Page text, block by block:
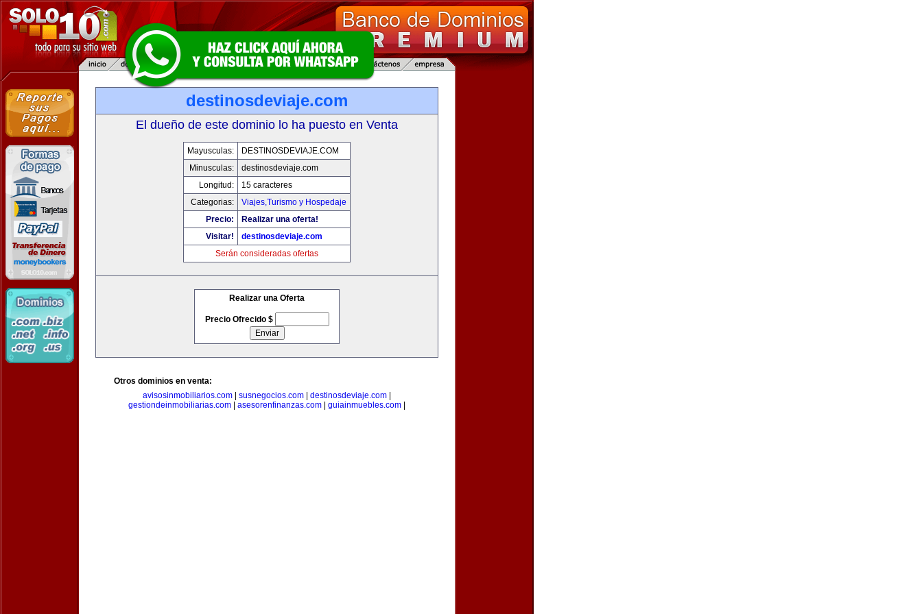
destinosdeviaje.com
El dueño de este dominio lo ha puesto en Venta
Mayusculas:
DESTINOSDEVIAJE.COM
Minusculas:
destinosdeviaje.com
Longitud:
15 caracteres
Categorias:
Viajes,Turismo y Hospedaje
Precio:
Realizar una oferta!
Visitar!
destinosdeviaje.com
Serán consideradas ofertas
Realizar una Oferta
Precio Ofrecido $
Otros dominios en venta:
avisosinmobiliarios.com
susnegocios.com destinosdeviaje.com
gestiondeinmobiliarias.com
asesorenfinanzas.com guiainmuebles.com